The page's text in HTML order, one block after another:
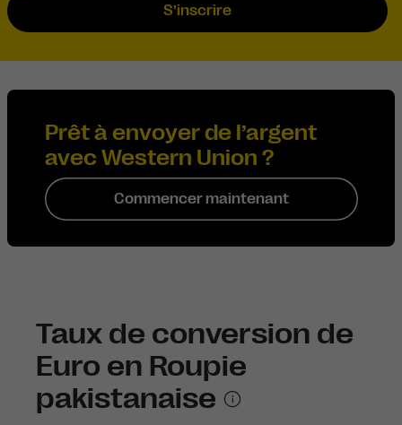
S’inscrire
Prêt à envoyer de l’argent
avec Western Union ?
Commencer maintenant
Taux de conversion de
Euro en Roupie
pakistanaise